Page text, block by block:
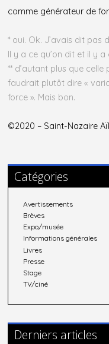
comme générateur de
* oui. Ok. J’avais dit pas
Il y a ce qu’on dit et il y a
** d’autant plus que
faudrait plutôt dire «
force ». Mais bon.
©2020 – Saint-Nazaire
Catégories
Avertissements
Brèves
Expo/musée
Informations générales
Livres
Presse
Stage
TV/ciné
Derniers articles